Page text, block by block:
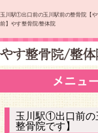
玉川駅①出口前の玉川駅前の整骨院【
前】やす整骨院/整体院
玉川駅①出口前の
整骨院です】